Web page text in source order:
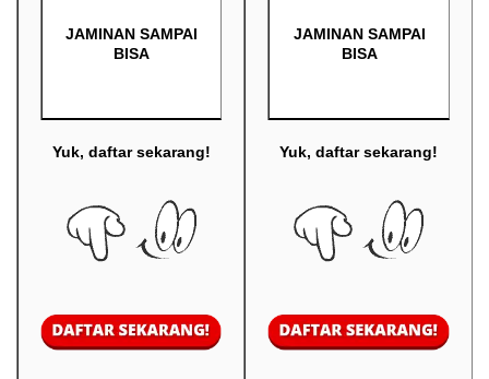
JAMINAN SAMPAI
BISA
Yuk, daftar sekarang!
JAMINAN SAMPAI
BISA
Yuk, daftar sekarang!